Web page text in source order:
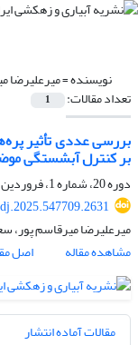
نویسنده =میرعلیرضا
تعداد مقالات: 1
بررسی عددی تأثیر
بر کنترل آبشستگی
دوره 20، شماره 1، فروردین و اردیبهشت 1405، صفحه
میرعلیرضا میرقاسم پور،
مشاهده مقاله
اصل
مقالات آماده انتشار